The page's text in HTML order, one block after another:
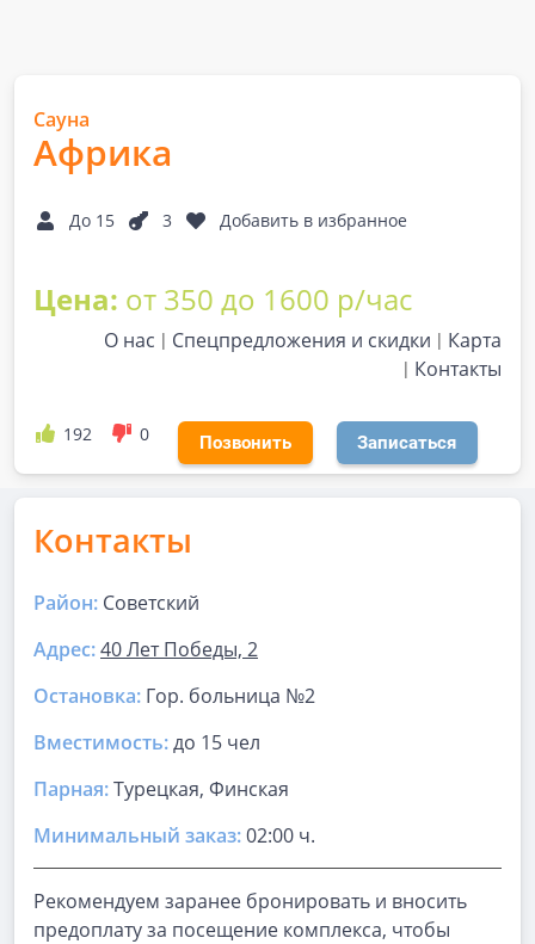
Сауна
Африка
До 15 3 Добавить в избранное
Цена: от 350 до 1600 р/час
О нас Спецпредложения и скидки
Карта
Контакты
192 0 Позвонить Записаться
Контакты
Район: Советский
Адрес:40 Лет Победы, 2
Остановка: Гор. больница №2
Вместимость:до 15 чел
Парная:Турецкая, Финская
Минимальный заказ:02:00 ч.
Рекомендуем заранее бронировать и вносить
предоплату за посещение комплекса, чтобы